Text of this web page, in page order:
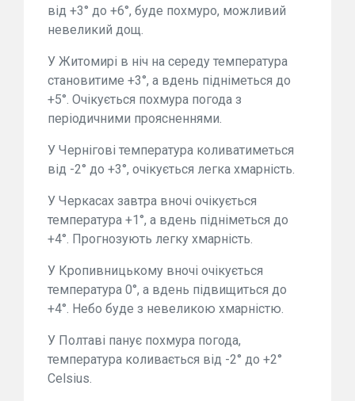
від +3° до +6°, буде похмуро, можливий
невеликий дощ.
У Житомирі в ніч на середу температура
становитиме +3°, а вдень підніметься до
+5°. Очікується похмура погода з
періодичними проясненнями.
У Чернігові температура коливатиметься
від -2° до +3°, очікується легка хмарність.
У Черкасах завтра вночі очікується
температура +1°, а вдень підніметься до
+4°. Прогнозують легку хмарність.
У Кропивницькому вночі очікується
температура 0°, а вдень підвищиться до
+4°. Небо буде з невеликою хмарністю.
У Полтаві панує похмура погода,
температура коливається від -2° до +2°
Celsius.